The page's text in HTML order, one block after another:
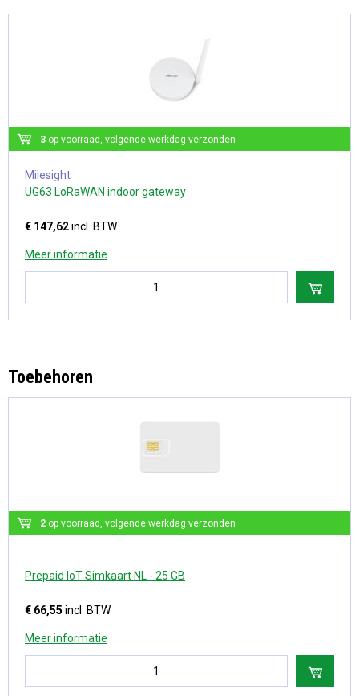
3op voorraad, volgende werkdag verzonden
Milesight
UG63 LoRaWAN indoor gateway
€ 147,62incl. BTW
Meer informatie
Toebehoren
2op voorraad, volgende werkdag verzonden
Prepaid IoT Simkaart NL - 25 GB
€ 66,55 incl. BTW
Meer informatie